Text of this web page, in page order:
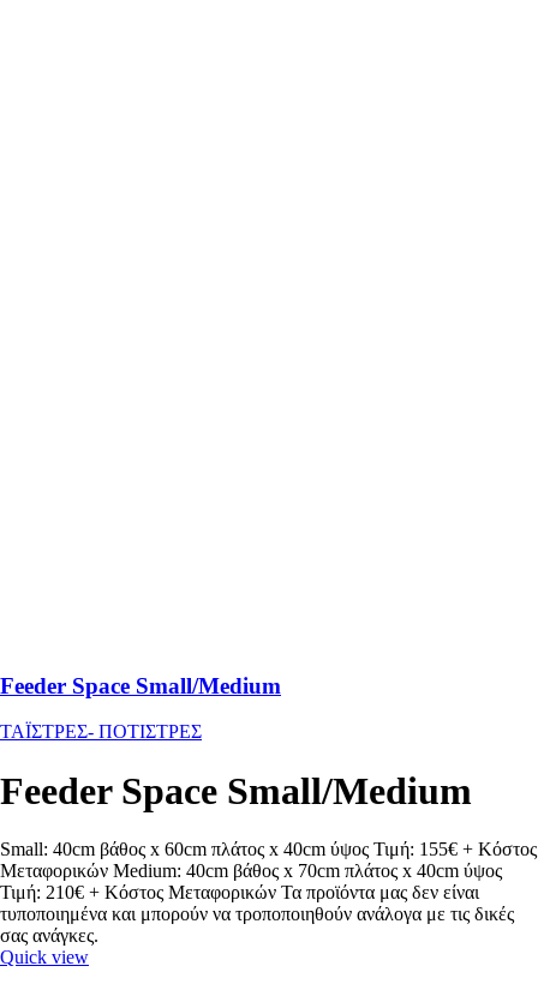
Feeder Space Small/Medium
ΤΑΪΣΤΡΕΣ- ΠΟΤΙΣΤΡΕΣ
Feeder Space Small/Medium
Small: 40cm βάθος x 60cm πλάτος x 40cm ύψος Τιμή: 155€ + Κόστος
Μεταφορικών Medium: 40cm βάθος x 70cm πλάτος x 40cm ύψος
Τιμή: 210€ + Κόστος Μεταφορικών Τα προϊόντα μας δεν είναι
τυποποιημένα και μπορούν να τροποποιηθούν ανάλογα με τις δικές
σας ανάγκες.
Quick view